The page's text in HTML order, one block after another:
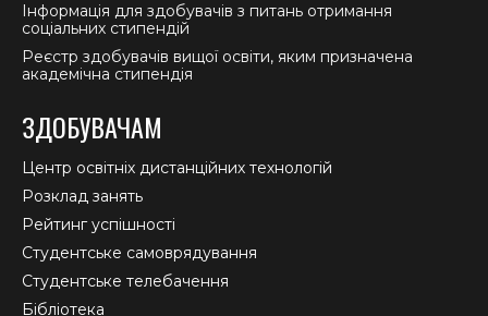
Інформація для здобувачів з питань отримання
соціальних стипендій
Реєстр здобувачів вищої освіти, яким призначена
академічна стипендія
ЗДОБУВАЧАМ
Центр освітніх дистанційних технологій
Розклад занять
Рейтинг успішності
Студентське самоврядування
Студентське телебачення
Бібліотека